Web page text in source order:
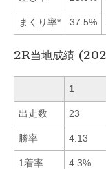
まくり率* 37.5%
2R当地成績
1
出走数 23
勝率 4.13
1着率 4.3%